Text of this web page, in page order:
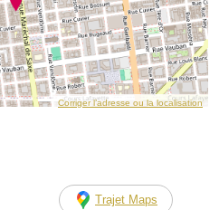
Corriger l’adresse ou la localisation
Trajet Maps